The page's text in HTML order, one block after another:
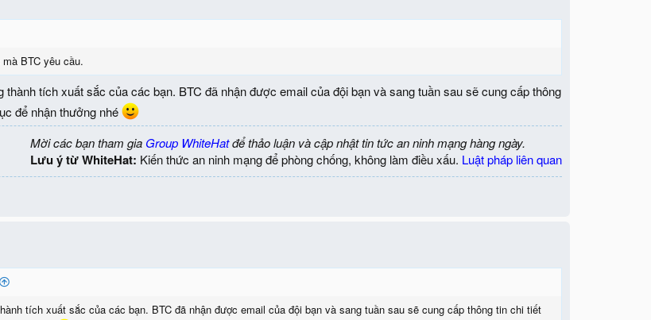
BTC yêu cầu.
thành tích xuất sắc của các bạn. BTC đã nhận được email của đội bạn và sang tuần sau sẽ cung cấp thông
để nhận thưởng nhé
Mời các bạn tham gia Group WhiteHatđể thảo luận và cập nhật tin tức an ninh mạng hàng ngày.
Lưu ý từ WhiteHat: Kiến thức an ninh mạng để phòng chống, không làm điều xấu. Luật pháp liên quan
tích xuất sắc của các bạn. BTC đã nhận được email của đội bạn và sang tuần sau sẽ cung cấp thông tin chi tiết